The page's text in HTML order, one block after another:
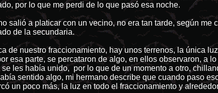
por lo que me perdi de lo que pasó esa noche.
salió a platicar con un vecino, no era tan tarde, según
de la secundaria.
de nuestro fraccionamiento, hay unos terrenos, la única
esa parte, se percataron de algo, en ellos observaron, a
se les había unido, por lo que de un momento a otro,
sentido algo, mi hermano describe que cuando paso
un poco más, la luz en todo el fraccionamiento y